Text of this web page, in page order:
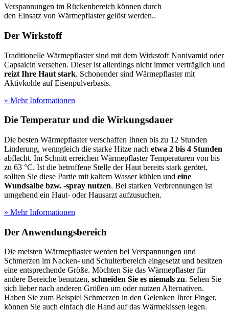
Verspannungen im Rückenbereich können durch
den Einsatz von Wärmepflaster gelöst werden..
Der Wirkstoff
Traditionelle Wärmepflaster sind mit dem Wirkstoff Nonivamid oder
Capsaicin versehen. Dieser ist allerdings nicht immer verträglich und
reizt Ihre Haut stark. Schonender sind Wärmepflaster mit
Aktivkohle auf Eisenpulverbasis.
» Mehr Informationen
Die Temperatur und die Wirkungsdauer
Die besten Wärmepflaster verschaffen Ihnen bis zu 12 Stunden
Linderung, wenngleich die starke Hitze nach etwa 2 bis 4 Stunden
abflacht. Im Schnitt erreichen Wärmepflaster Temperaturen von bis
zu 63 °C. Ist die betroffene Stelle der Haut bereits stark gerötet,
sollten Sie diese Partie mit kaltem Wasser kühlen und eine
Wundsalbe bzw. -spray nutzen. Bei starken Verbrennungen ist
umgehend ein Haut- oder Hausarzt aufzusuchen.
» Mehr Informationen
Der Anwendungsbereich
Die meisten Wärmepflaster werden bei Verspannungen und
Schmerzen im Nacken- und Schulterbereich eingesetzt und besitzen
eine entsprechende Größe. Möchten Sie das Wärmepflaster für
andere Bereiche benutzen, schneiden Sie es niemals zu. Sehen Sie
sich lieber nach anderen Größen um oder nutzen Alternativen.
Haben Sie zum Beispiel Schmerzen in den Gelenken Ihrer Finger,
können Sie auch einfach die Hand auf das Wärmekissen legen.